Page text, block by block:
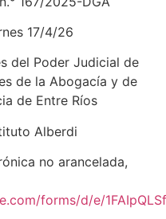
17/4/26
del Poder Judicial de
de la Abogacía y de
de Entre Ríos
Alberdi
no arancelada,
forms/d/e/